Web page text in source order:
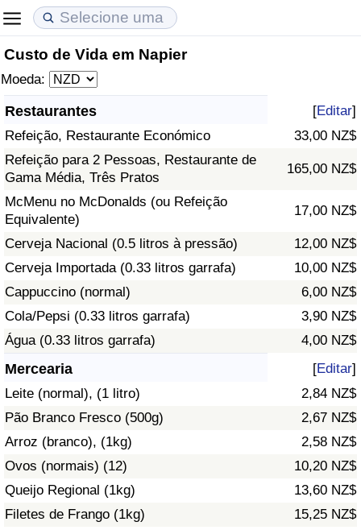
Custo de Vida em Napier
Moeda:
Restaurantes [Editar]
Refeição, Restaurante Económico
33,00 NZ$
Refeição para 2 Pessoas, Restaurante de
Gama Média, Três Pratos
165,00 NZ$
McMenu no McDonalds (ou Refeição
Equivalente)
17,00 NZ$
Cerveja Nacional (0.5 litros à pressão)
12,00 NZ$
Cerveja Importada (0.33 litros garrafa)
10,00 NZ$
Cappuccino (normal)
6,00 NZ$
Cola/Pepsi (0.33 litros garrafa)
3,90 NZ$
Água (0.33 litros garrafa)
4,00 NZ$
Mercearia [Editar]
Leite (normal), (1 litro)
2,84 NZ$
Pão Branco Fresco (500g)
2,67 NZ$
Arroz (branco), (1kg)
2,58 NZ$
Ovos (normais) (12)
10,20 NZ$
Queijo Regional (1kg)
13,60 NZ$
Filetes de Frango (1kg)
15,25 NZ$
Custo de Vida
Indicador de Custo de Vida
Indicador de Custo de Vida Por País
em Aqaba
Preços de Imóveis
Indicador de Preços de Imóveis
Indicador de Preços de Imóveis por País
Qualidade de Vida
Indicador de Qualidade de Vida (Atual)
Índice de qualidade de vida por país
Crime
Taxa do Indicador de Crime (Atual)
Indicador de Crime
Índice de criminalidade por país
Saúde
Indicador de Saúde (Atual)
Indicador de Saúde
Indicador de Saúde por País